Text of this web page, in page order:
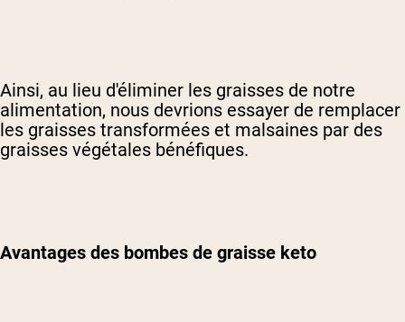
Ainsi, au lieu d'éliminer les graisses de notre
alimentation, nous devrions essayer de remplacer
les graisses transformées et malsaines par des
graisses végétales bénéfiques.
Avantages des bombes de graisse keto